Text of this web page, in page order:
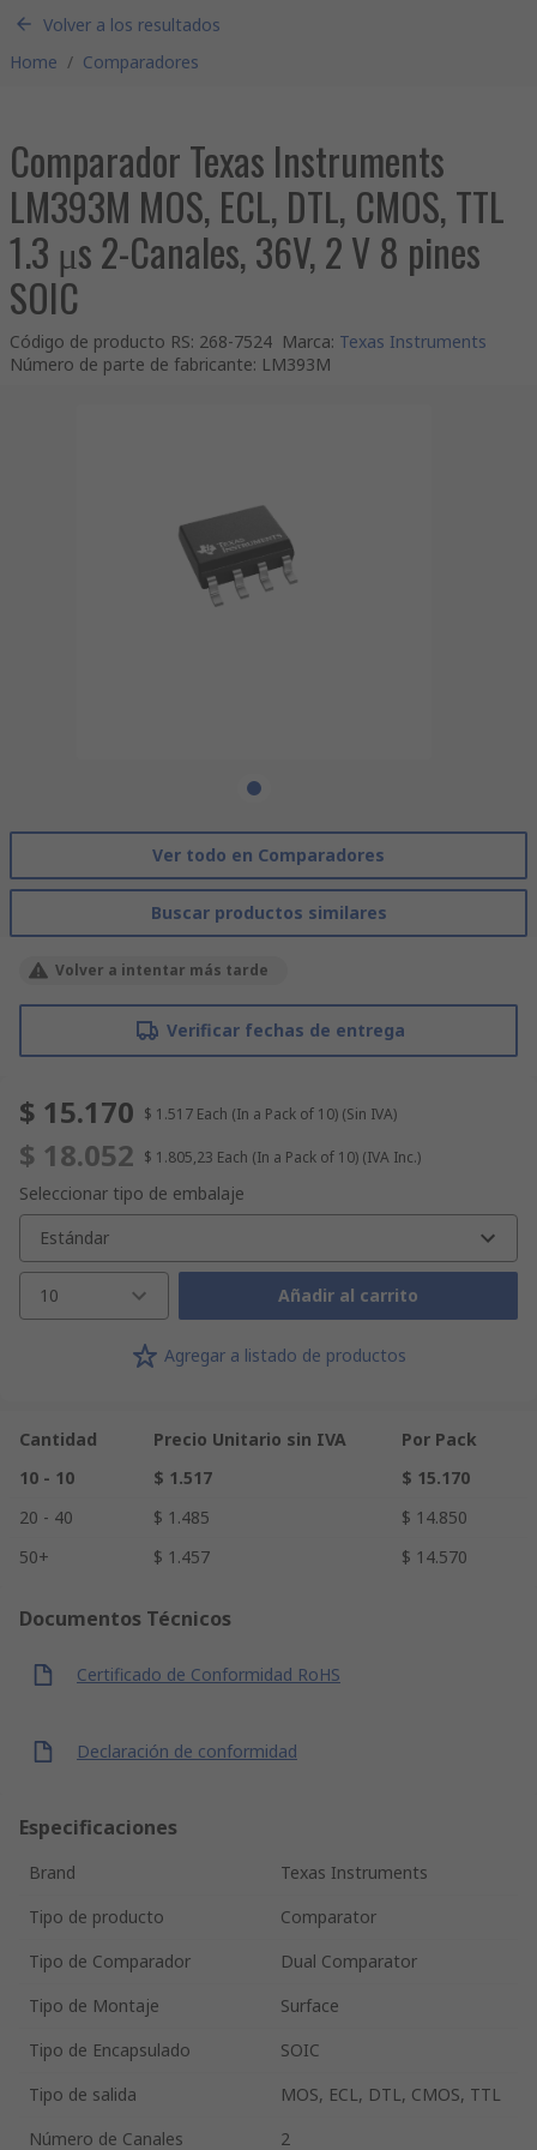
Volver a los resultados
Home / Comparadores
Comparador Texas Instruments
LM393M MOS, ECL, DTL, CMOS, TTL
1.3 μs 2-Canales, 36V, 2 V 8 pines
SOIC
Código de producto RS: 268-7524 Marca: Texas Instruments
Número de parte de fabricante: LM393M
Ver todo en Comparadores
Buscar productos similares
Volver a intentar más tarde
Verificar fechas de entrega
$ 15.170 $ 1.517 Each (In a Pack of 10) (Sin IVA)
$ 18.052 $ 1.805,23 Each (In a Pack of 10) (IVA Inc.)
Seleccionar tipo de embalaje
Estándar
10 Añadir al carrito
Agregar a listado de productos
Cantidad Precio Unitario sin IVA
Por Pack
10 - 10
$ 1.517
$ 15.170
20 - 40
$ 1.485
$ 14.850
50+
$ 1.457 $ 14.570
Documentos Técnicos
Certificado de Conformidad RoHS
Declaración de conformidad
Especificaciones
Brand
Texas Instruments
Tipo de producto
Comparator
Tipo de Comparador
Dual Comparator
Tipo de Montaje
Surface
Tipo de Encapsulado
SOIC
Tipo de salida
MOS, ECL, DTL, CMOS, TTL
Número de Canales
2